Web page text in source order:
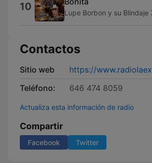
10 Lupe Borbon y su Blindaje
Contactos
Sitio web
https://
Teléfono:
646 474 8059
Actualiza esta información de radio
Compartir
Facebook Twitter